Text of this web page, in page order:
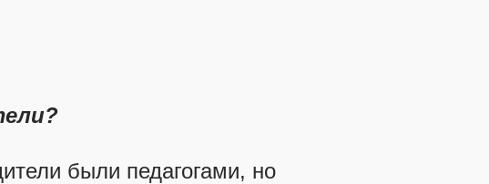
были педагогами, но